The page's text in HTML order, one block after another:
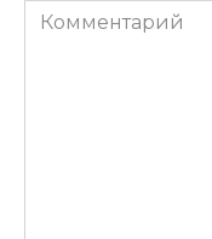
Комментарий